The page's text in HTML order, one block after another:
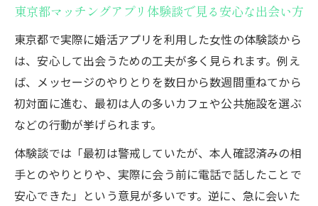
東京都マッチングアプリ体験談で見る安心な出会い方
東京都で実際に婚活アプリを利用した女性の体験談から
は、安心して出会うための工夫が多く見られます。例え
ば、メッセージのやりとりを数日から数週間重ねてから
初対面に進む、最初は人の多いカフェや公共施設を選ぶ
などの行動が挙げられます。
体験談では「最初は警戒していたが、本人確認済みの相
手とのやりとりや、実際に会う前に電話で話したことで
安心できた」という意見が多いです。逆に、急に会いた